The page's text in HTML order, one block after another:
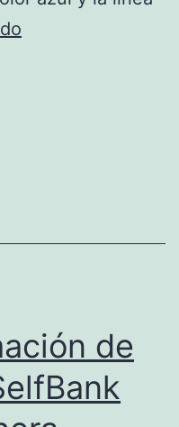
eclipse
este
viernes de